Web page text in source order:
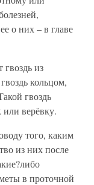
о них – в главе
гвоздь из
кольцом,
гвоздь
верёвку.
того, каким
из них после
в проточной